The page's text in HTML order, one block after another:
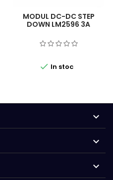
MODUL DC-DC STEP
DOWN LM2596 3A
 In stoc


